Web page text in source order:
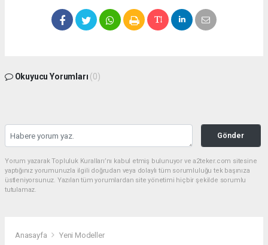
Okuyucu Yorumları (0)
Gönder
Yorum yazarak Topluluk Kuralları’nı kabul etmiş bulunuyor ve a2teker.com sitesine
yaptığınız yorumunuzla ilgili doğrudan veya dolaylı tüm sorumluluğu tek başınıza
üstleniyorsunuz. Yazılan tüm yorumlardan site yönetimi hiçbir şekilde sorumlu
tutulamaz.
Anasayfa Yeni Modeller